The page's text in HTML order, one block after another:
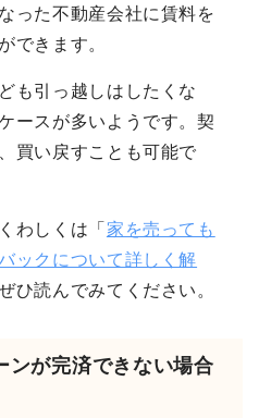
った不動産会社に賃料を
できます。
も引っ越しはしたくな
ースが多いようです。契
買い戻すことも可能で
わしくは「 家を売っても
ックについて詳しく解
ひ読んでみてください。
ンが完済できない場合